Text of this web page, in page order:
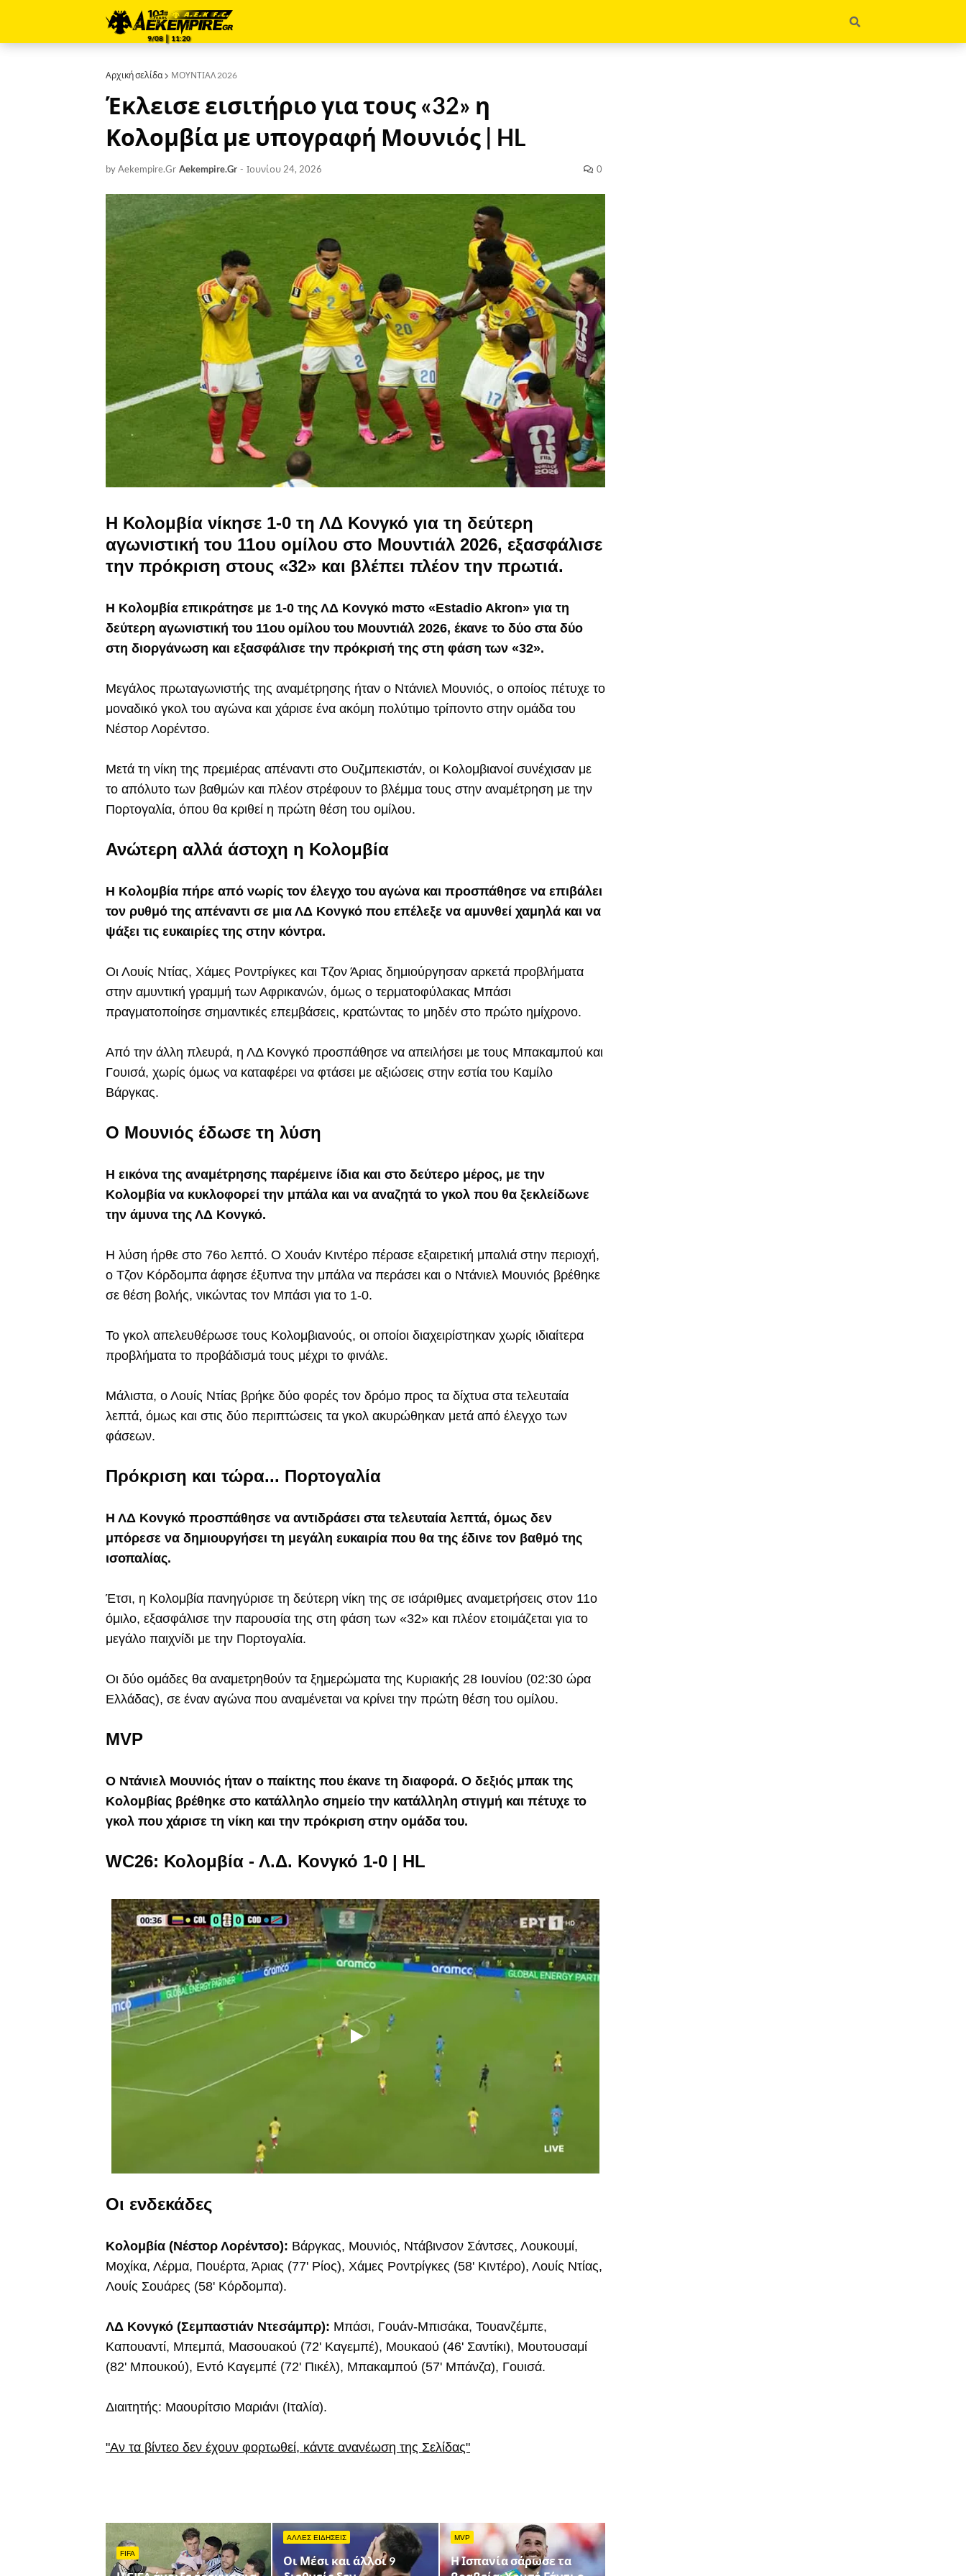
9/08 ║ 11:20
Αρχική σελίδα ΜΟΥΝΤΙΑΛ 2026
Έκλεισε εισιτήριο για τους «32» η
Κολομβία με υπογραφή Μουνιός | HL
by Aekempire.Gr Aekempire.Gr - Ιουνίου 24, 2026 0
Η Κολομβία νίκησε 1-0 τη ΛΔ Κονγκό για τη δεύτερη
αγωνιστική του 11ου ομίλου στο Μουντιάλ 2026, εξασφάλισε
την πρόκριση στους «32» και βλέπει πλέον την πρωτιά.
Η Κολομβία επικράτησε με 1-0 της ΛΔ Κονγκό mστο «Estadio Akron» για τη
δεύτερη αγωνιστική του 11ου ομίλου του Μουντιάλ 2026, έκανε το δύο στα δύο
στη διοργάνωση και εξασφάλισε την πρόκρισή της στη φάση των «32».
Μεγάλος πρωταγωνιστής της αναμέτρησης ήταν ο Ντάνιελ Μουνιός, ο οποίος πέτυχε το
μοναδικό γκολ του αγώνα και χάρισε ένα ακόμη πολύτιμο τρίποντο στην ομάδα του
Νέστορ Λορέντσο.
Μετά τη νίκη της πρεμιέρας απέναντι στο Ουζμπεκιστάν, οι Κολομβιανοί συνέχισαν με
το απόλυτο των βαθμών και πλέον στρέφουν το βλέμμα τους στην αναμέτρηση με την
Πορτογαλία, όπου θα κριθεί η πρώτη θέση του ομίλου.
Ανώτερη αλλά άστοχη η Κολομβία
Η Κολομβία πήρε από νωρίς τον έλεγχο του αγώνα και προσπάθησε να επιβάλει
τον ρυθμό της απέναντι σε μια ΛΔ Κονγκό που επέλεξε να αμυνθεί χαμηλά και να
ψάξει τις ευκαιρίες της στην κόντρα.
Οι Λουίς Ντίας, Χάμες Ροντρίγκες και Τζον Άριας δημιούργησαν αρκετά προβλήματα
στην αμυντική γραμμή των Αφρικανών, όμως ο τερματοφύλακας Μπάσι
πραγματοποίησε σημαντικές επεμβάσεις, κρατώντας το μηδέν στο πρώτο ημίχρονο.
Από την άλλη πλευρά, η ΛΔ Κονγκό προσπάθησε να απειλήσει με τους Μπακαμπού και
Γουισά, χωρίς όμως να καταφέρει να φτάσει με αξιώσεις στην εστία του Καμίλο
Βάργκας.
Ο Μουνιός έδωσε τη λύση
Η εικόνα της αναμέτρησης παρέμεινε ίδια και στο δεύτερο μέρος, με την
Κολομβία να κυκλοφορεί την μπάλα και να αναζητά το γκολ που θα ξεκλείδωνε
την άμυνα της ΛΔ Κονγκό.
Η λύση ήρθε στο 76ο λεπτό. Ο Χουάν Κιντέρο πέρασε εξαιρετική μπαλιά στην περιοχή,
ο Τζον Κόρδομπα άφησε έξυπνα την μπάλα να περάσει και ο Ντάνιελ Μουνιός βρέθηκε
σε θέση βολής, νικώντας τον Μπάσι για το 1-0.
Το γκολ απελευθέρωσε τους Κολομβιανούς, οι οποίοι διαχειρίστηκαν χωρίς ιδιαίτερα
προβλήματα το προβάδισμά τους μέχρι το φινάλε.
Μάλιστα, ο Λουίς Ντίας βρήκε δύο φορές τον δρόμο προς τα δίχτυα στα τελευταία
λεπτά, όμως και στις δύο περιπτώσεις τα γκολ ακυρώθηκαν μετά από έλεγχο των
φάσεων.
Πρόκριση και τώρα... Πορτογαλία
Η ΛΔ Κονγκό προσπάθησε να αντιδράσει στα τελευταία λεπτά, όμως δεν
μπόρεσε να δημιουργήσει τη μεγάλη ευκαιρία που θα της έδινε τον βαθμό της
ισοπαλίας.
Έτσι, η Κολομβία πανηγύρισε τη δεύτερη νίκη της σε ισάριθμες αναμετρήσεις στον 11ο
όμιλο, εξασφάλισε την παρουσία της στη φάση των «32» και πλέον ετοιμάζεται για το
μεγάλο παιχνίδι με την Πορτογαλία.
Οι δύο ομάδες θα αναμετρηθούν τα ξημερώματα της Κυριακής 28 Ιουνίου (02:30 ώρα
Ελλάδας), σε έναν αγώνα που αναμένεται να κρίνει την πρώτη θέση του ομίλου.
MVP
Ο Ντάνιελ Μουνιός ήταν ο παίκτης που έκανε τη διαφορά. Ο δεξιός μπακ της
Κολομβίας βρέθηκε στο κατάλληλο σημείο την κατάλληλη στιγμή και πέτυχε το
γκολ που χάρισε τη νίκη και την πρόκριση στην ομάδα του.
WC26: Κολομβία - Λ.Δ. Κονγκό 1-0 | HL
Οι ενδεκάδες
Κολομβία (Νέστορ Λορέντσο): Βάργκας, Μουνιός, Ντάβινσον Σάντσες, Λουκουμί,
Μοχίκα, Λέρμα, Πουέρτα, Άριας (77' Ρίος), Χάμες Ροντρίγκες (58' Κιντέρο), Λουίς Ντίας,
Λουίς Σουάρες (58' Κόρδομπα).
ΛΔ Κονγκό (Σεμπαστιάν Ντεσάμπρ): Μπάσι, Γουάν-Μπισάκα, Τουανζέμπε,
Καπουαντί, Μπεμπά, Μασουακού (72' Καγεμπέ), Μουκαού (46' Σαντίκι), Μουτουσαμί
(82' Μπουκού), Εντό Καγεμπέ (72' Πικέλ), Μπακαμπού (57' Μπάνζα), Γουισά.
Διαιτητής: Μαουρίτσιο Μαριάνι (Ιταλία).
"Αν τα βίντεο δεν έχουν φορτωθεί, κάντε ανανέωση της Σελίδας"
FIFA
ΑΛΛΕΣ ΕΙΔΗΣΕΙΣ
Οι Μέσι και άλλοι 9
MVP
Η Ισπανία σάρωσε τα